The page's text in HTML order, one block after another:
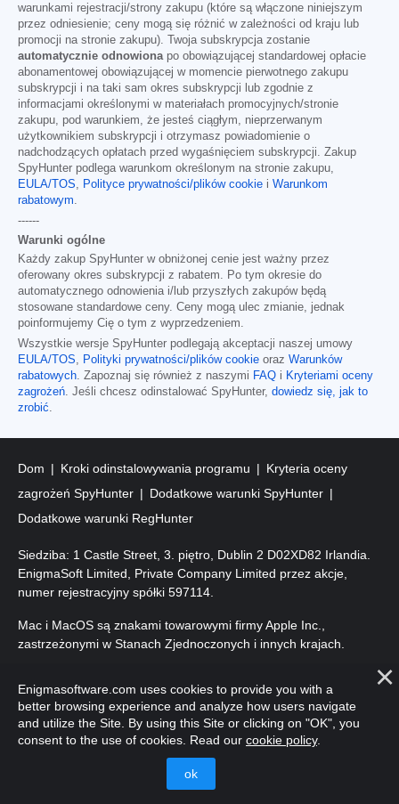
warunkami rejestracji/strony zakupu (które są włączone niniejszym
przez odniesienie; ceny mogą się różnić w zależności od kraju lub
promocji na stronie zakupu). Twoja subskrypcja zostanie
automatycznie odnowiona po obowiązującej standardowej opłacie
abonamentowej obowiązującej w momencie pierwotnego zakupu
subskrypcji i na taki sam okres subskrypcji lub zgodnie z
informacjami określonymi w materiałach promocyjnych/stronie
zakupu, pod warunkiem, że jesteś ciągłym, nieprzerwanym
użytkownikiem subskrypcji i otrzymasz powiadomienie o
nadchodzących opłatach przed wygaśnięciem subskrypcji. Zakup
SpyHunter podlega warunkom określonym na stronie zakupu,
EULA/TOS
Polityce prywatności/plików cookie i Warunkom
rabatowym
------
Warunki ogólne
Każdy zakup SpyHunter w obniżonej cenie jest ważny przez
oferowany okres subskrypcji z rabatem. Po tym okresie do
automatycznego odnowienia i/lub przyszłych zakupów będą
stosowane standardowe ceny. Ceny mogą ulec zmianie, jednak
poinformujemy Cię o tym z wyprzedzeniem.
Wszystkie wersje SpyHunter podlegają akceptacji naszej umowy
EULA/TOS
Polityki prywatności/plików cookie oraz Warunków
rabatowych . Zapoznaj się również z naszymi FAQ i Kryteriami oceny
zagrożeń . Jeśli chcesz odinstalować SpyHunter, dowiedz się, jak to
zrobić
Dom Kroki odinstalowywania programu
Kryteria oceny
zagrożeń SpyHunter
Dodatkowe warunki SpyHunter
Dodatkowe warunki RegHunter
Siedziba: 1 Castle Street, 3. piętro, Dublin 2 D02XD82 Irlandia.
EnigmaSoft Limited, Private Company Limited przez akcje,
numer rejestracyjny spółki 597114.
Mac i MacOS są znakami towarowymi firmy Apple Inc.,
zastrzeżonymi w Stanach Zjednoczonych i innych krajach.
zastrzeżone.
Enigmasoftware.com uses cookies to provide you with a
better browsing experience and analyze how users navigate
and utilize the Site. By using this Site or clicking on "OK", you
consent to the use of cookies. Read our cookie policy.